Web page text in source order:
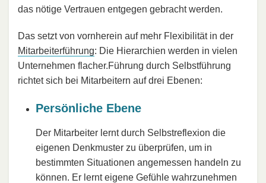
das nötige Vertrauen entgegen gebracht werden.
Das setzt von vornherein auf mehr Flexibilität in der
Mitarbeiterführung: Die Hierarchien werden in vielen
Unternehmen flacher.Führung durch Selbstführung
richtet sich bei Mitarbeitern auf drei Ebenen:
Persönliche Ebene
Der Mitarbeiter lernt durch Selbstreflexion die
eigenen Denkmuster zu überprüfen, um in
bestimmten Situationen angemessen handeln zu
können. Er lernt eigene Gefühle wahrzunehmen